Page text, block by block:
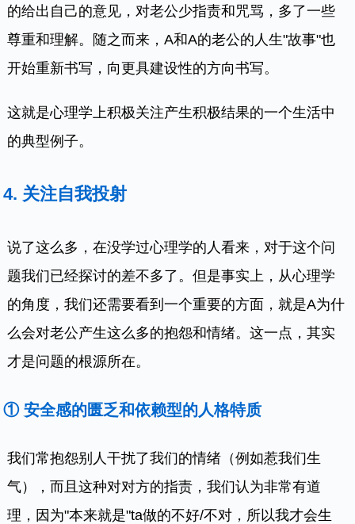
的给出自己的意见，对老公少指责和咒骂，多了一些
尊重和理解。随之而来，A和A的老公的人生"故事"也
开始重新书写，向更具建设性的方向书写。
这就是心理学上积极关注产生积极结果的一个生活中
的典型例子。
4. 关注自我投射
说了这么多，在没学过心理学的人看来，对于这个问
题我们已经探讨的差不多了。但是事实上，从心理学
的角度，我们还需要看到一个重要的方面，就是A为什
么会对老公产生这么多的抱怨和情绪。这一点，其实
才是问题的根源所在。
① 安全感的匮乏和依赖型的人格特质
我们常抱怨别人干扰了我们的情绪（例如惹我们生
气），而且这种对对方的指责，我们认为非常有道
理，因为"本来就是"ta做的不好/不对，所以我才会生